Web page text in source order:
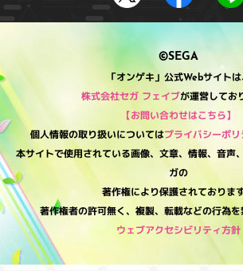
©SEGA
「オンゲキ」公式Webサイトは
株式会社セガ フェイブ が運営してお
【お問い合わせはこちら】
個人情報の取り扱いについてはプライバシーポリ
本サイトで使用されている画像、文章、情報、音声
ガの
著作権により保護されております
著作権者の許可無く、複製、転載などの行為を
ウェブアクセシビリティ方針